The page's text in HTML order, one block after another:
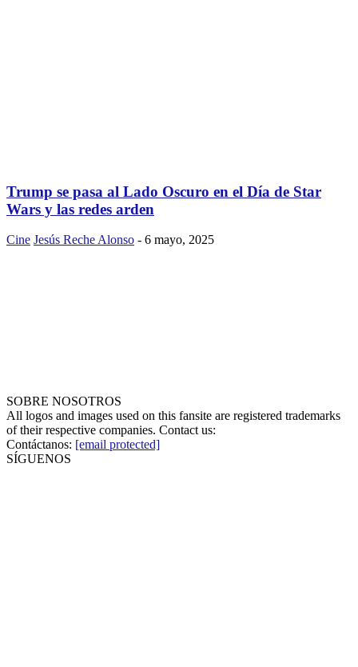
Trump se pasa al Lado Oscuro en el Día de Star
Wars y las redes arden
Cine Jesús Reche Alonso - 6 mayo, 2025
SOBRE NOSOTROS
All logos and images used on this fansite are registered trademarks
of their respective companies. Contact us:
Contáctanos: [email protected]
SÍGUENOS